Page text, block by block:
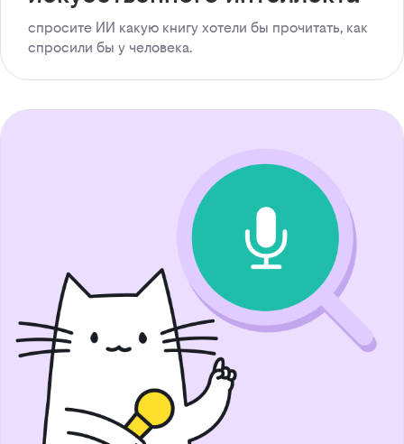
спросите ИИ какую книгу хотели бы прочитать, как
спросили бы у человека.